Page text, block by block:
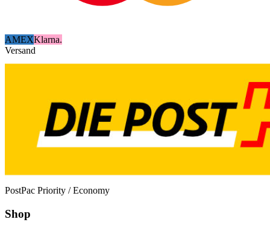
AMEXKlarna.
Versand
PostPac Priority / Economy
Shop